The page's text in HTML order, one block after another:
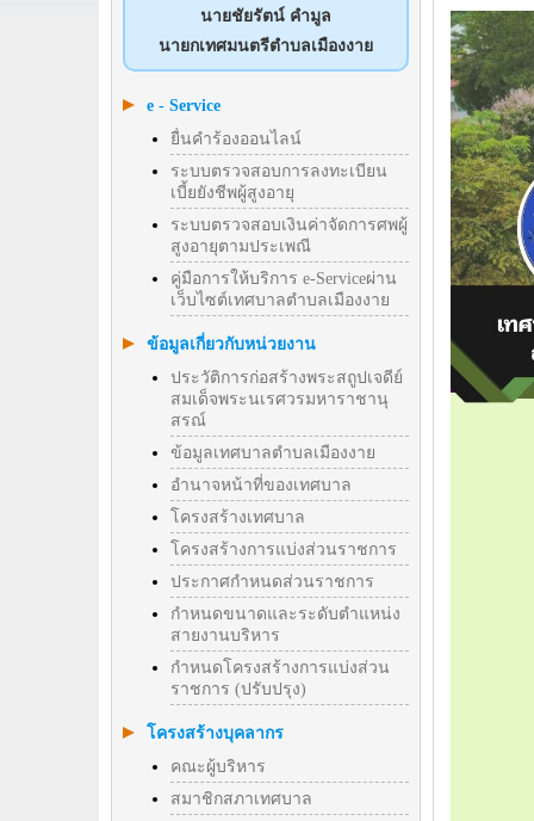
นายชัยรัตน์ คำมูล
นายกเทศมนตรีตำบลเมืองงาย
e - Service
ยื่นคำร้องออนไลน์
ระบบตรวจสอบการลงทะเบียน
เบี้ยยังชีพผู้สูงอายุ
ระบบตรวจสอบเงินค่าจัดการศพผู้
สูงอายุตามประเพณี
คู่มือการให้บริการ e-Serviceผ่าน
เว็บไซต์เทศบาลตำบลเมืองงาย
ข้อมูลเกี่ยวกับหน่วยงาน
ประวัติการก่อสร้างพระสถูปเจดีย์
สมเด็จพระนเรศวรมหาราชานุ
สรณ์
ข้อมูลเทศบาลตำบลเมืองงาย
อำนาจหน้าที่ของเทศบาล
โครงสร้างเทศบาล
โครงสร้างการแบ่งส่วนราชการ
ประกาศกำหนดส่วนราชการ
กำหนดขนาดและระดับตำแหน่ง
สายงานบริหาร
กำหนดโครงสร้างการแบ่งส่วน
ราชการ (ปรับปรุง)
โครงสร้างบุคลากร
คณะผู้บริหาร
สมาชิกสภาเทศบาล